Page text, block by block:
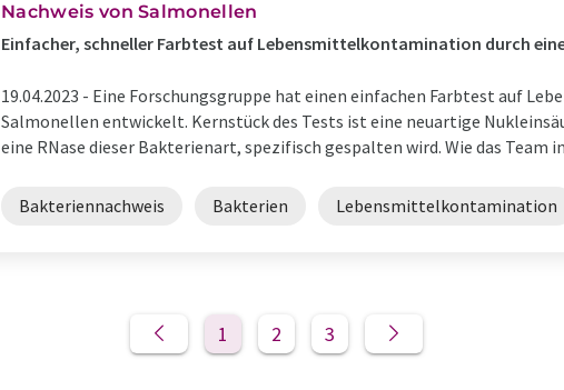
Nachweis von Salmonellen
Einfacher, schneller Farbtest auf Lebensmittelkontamination durch
19.04.2023 - Eine Forschungsgruppe hat einen einfachen Farbtest auf
Salmonellen entwickelt. Kernstück des Tests ist eine neuartige
eine RNase dieser Bakterienart, spezifisch gespalten wird. Wie das Team
Bakteriennachweis Bakterien Lebensmittelkontamination
1 2 3